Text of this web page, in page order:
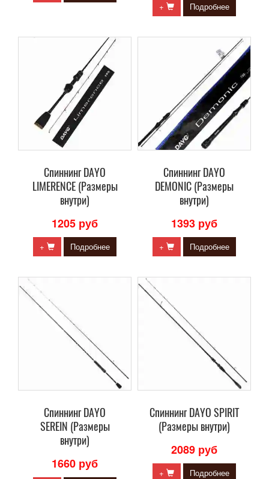
+ Подробнее
Cпиннинг DAYO
LIMERENCE (Размеры
внутри)
1205 руб
+ Подробнее
Cпиннинг DAYO
DEMONIC (Размеры
внутри)
1393 руб
+ Подробнее
Cпиннинг DAYO
SEREIN (Размеры
внутри)
1660 руб
Cпиннинг DAYO SPIRIT
(Размеры внутри)
2089 руб
+ Подробнее